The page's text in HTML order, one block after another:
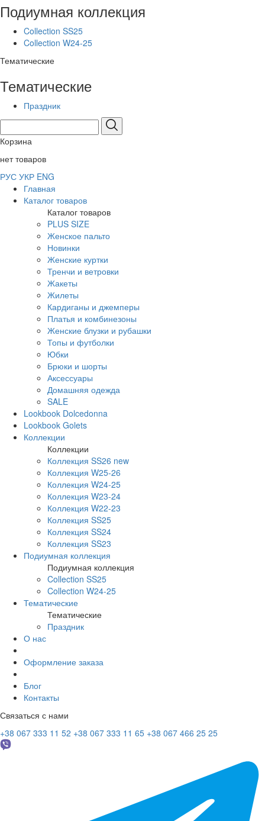
Подиумная коллекция
Collection SS25
Collection W24-25
Тематические
Тематические
Праздник
Корзина
нет товаров
РУС УКР ENG
Главная
Каталог товаров
Каталог товаров
PLUS SIZE
Женское пальто
Новинки
Женские куртки
Тренчи и ветровки
Жакеты
Жилеты
Кардиганы и джемперы
Платья и комбинезоны
Женские блузки и рубашки
Топы и футболки
Юбки
Брюки и шорты
Аксессуары
Домашняя одежда
SALE
Lookbook Dolcedonna
Lookbook Golets
Коллекции
Коллекции
Коллекция SS26 new
Коллекция W25-26
Коллекция W24-25
Коллекция W23-24
Коллекция W22-23
Коллекция SS25
Коллекция SS24
Коллекция SS23
Подиумная коллекция
Подиумная коллекция
Collection SS25
Collection W24-25
Тематические
Тематические
Праздник
О нас
Оформление заказа
Блог
Контакты
Связаться с нами
+38 067 333 11 52 +38 067 333 11 65 +38 067 466 25 25